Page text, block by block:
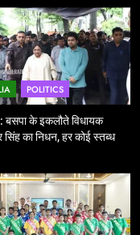
से गोरखपुर, वाराणसी
बस सेवाओं का
शेखर ने दिखाई हरी
: सभी 90 हजार 712
की तैयारी
स्टेशन का अपर
POLITICS
के इकलौते विधायक
का निधन, हर कोई स्तब्ध